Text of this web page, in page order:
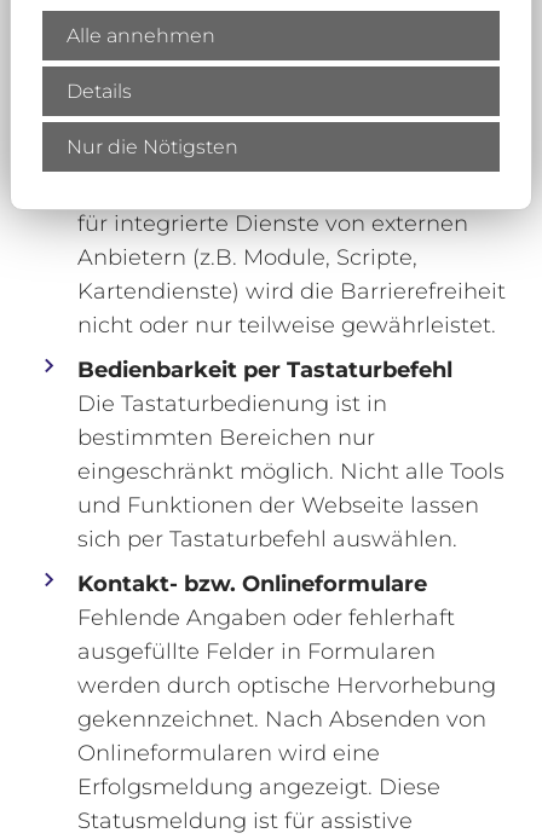
erstellt werden, sind nicht barrierefrei.
Sie sind u. a. nicht in gut lesbarer
Standardschrift verfügbar, nicht mit
Lesezeichen oder ggf. auch nicht mit
Alternativtexten für Bilder versehen.
für integrierte Dienste von externen
Anbietern (z.B. Module, Scripte,
Kartendienste) wird die Barrierefreiheit
nicht oder nur teilweise gewährleistet.
Bedienbarkeit per Tastaturbefehl
Die Tastaturbedienung ist in
bestimmten Bereichen nur
eingeschränkt möglich. Nicht alle Tools
und Funktionen der Webseite lassen
sich per Tastaturbefehl auswählen.
Kontakt- bzw. Onlineformulare
Fehlende Angaben oder fehlerhaft
ausgefüllte Felder in Formularen
werden durch optische Hervorhebung
gekennzeichnet. Nach Absenden von
Onlineformularen wird eine
Erfolgsmeldung angezeigt. Diese
Statusmeldung ist für assistive
Alle annehmen
Details
Nur die Nötigsten